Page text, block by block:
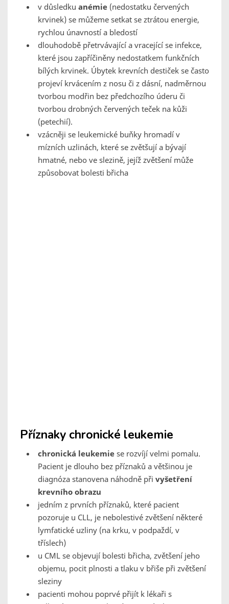
v důsledku anémie (nedostatku červených
krvinek) se můžeme setkat se ztrátou energie,
rychlou únavností a bledostí
dlouhodobě přetrvávající a vracející se infekce,
které jsou zapříčiněny nedostatkem funkčních
bílých krvinek. Úbytek krevních destiček se často
projeví krvácením z nosu či z dásní, nadměrnou
tvorbou modřin bez předchozího úderu či
tvorbou drobných červených teček na kůži
(petechií).
vzácněji se leukemické buňky hromadí v
mízních uzlinách, které se zvětšují a bývají
hmatné, nebo ve slezině, jejíž zvětšení může
způsobovat bolesti břicha
Příznaky chronické leukemie
chronická leukemie se rozvíjí velmi pomalu.
Pacient je dlouho bez příznaků a většinou je
diagnóza stanovena náhodně při vyšetření
krevního obrazu
jedním z prvních příznaků, které pacient
pozoruje u CLL, je nebolestivé zvětšení některé
lymfatické uzliny (na krku, v podpaždí, v
tříslech)
u CML se objevují bolesti břicha, zvětšení jeho
objemu, pocit plnosti a tlaku v břiše při zvětšení
sleziny
pacienti mohou poprvé přijít k lékaři s